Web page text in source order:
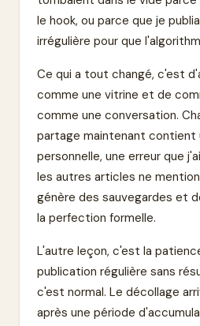
le hook, ou parce que je
irrégulière pour que
Ce qui a tout changé, c'est
comme une vitrine et de
comme une conversation.
partage maintenant contient
personnelle, une erreur que
les autres articles ne
génère des sauvegardes et
la perfection formelle.
L'autre leçon, c'est la
publication régulière sans
c'est normal. Le décollage
après une période